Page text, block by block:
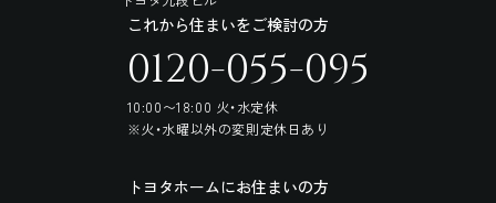
これから住まいをご検討の方
0120-055-095
10:00〜18:00 火・水定休
※火・水曜以外の変則定休日あり
トヨタホームにお住まいの方